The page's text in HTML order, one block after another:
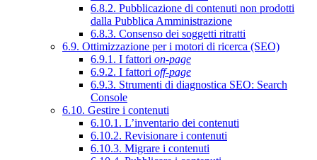
6.8.2. Pubblicazione di contenuti non prodotti
dalla Pubblica Amministrazione
6.8.3. Consenso dei soggetti ritratti
6.9. Ottimizzazione per i motori di ricerca (SEO)
6.9.1. I fattori on-page
6.9.2. I fattori off-page
6.9.3. Strumenti di diagnostica SEO: Search
Console
6.10. Gestire i contenuti
6.10.1. L’inventario dei contenuti
6.10.2. Revisionare i contenuti
6.10.3. Migrare i contenuti